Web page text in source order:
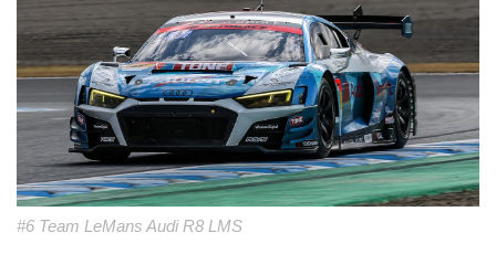
#6 Team LeMans Audi R8 LMS